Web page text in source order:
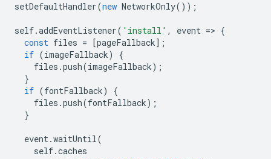
setDefaultHandler(new NetworkOnly());
self.addEventListener( 'install' , event => {
const files = [pageFallback];
if (imageFallback)
{
files .push(imageFallback);
}
if (fontFallback)
{
files .push(fontFallback);
}
event.waitUntil(
self.caches